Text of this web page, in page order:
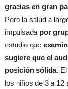
gracias en gran
Pero la salud a
impulsada por
estudio que
sugiere que el
posición sólida.
los niños de 3 a 12